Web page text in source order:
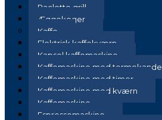
Raclette grill
Æggekoger
Kaffe
Elektrisk kaffekværn
Kapsel kaffemaskine
Kaffemaskine med termokande
Kaffemaskine med timer
Kaffemaskine med kværn
Kaffemaskine
Espressomaskine